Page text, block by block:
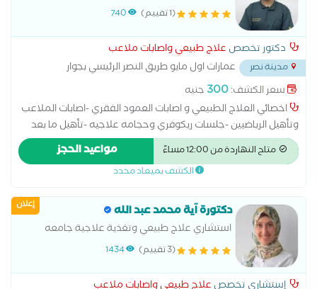
(1 تقييم) 740
دكتور تخصص علاج طبيعي واصابات ملاعب
مدينة نصر
عمارات اول مايو طريق النصر الرئيسي بجوار
wimby
...
سعر الكشف:300 جنيه
اخصائي العلاج الطبيعي و اصابات العمود الفقري -اصابات الملاعب
وتأهيل الرياضيين -جلسات ريكوفري وحجامه علاجيه -تأهيل ما بعد
الجلطات ومشاكل الحبل الشوكي -علاج مشاكل ما بعد عمليات الرباط
الصليبي والغضروف الهلالي - علاج مشاكل تيبس الكتف و التهاب
متاح النهاردة من 12:00 مساءً مواعيد الحجز
الكشف بميعاد محدد
إعلان دكتورة آية محمد عبد الله
استشاري علاج طبيعي وتغذية علاجية جامعه
القاهرة
(3 تقييم) 1434